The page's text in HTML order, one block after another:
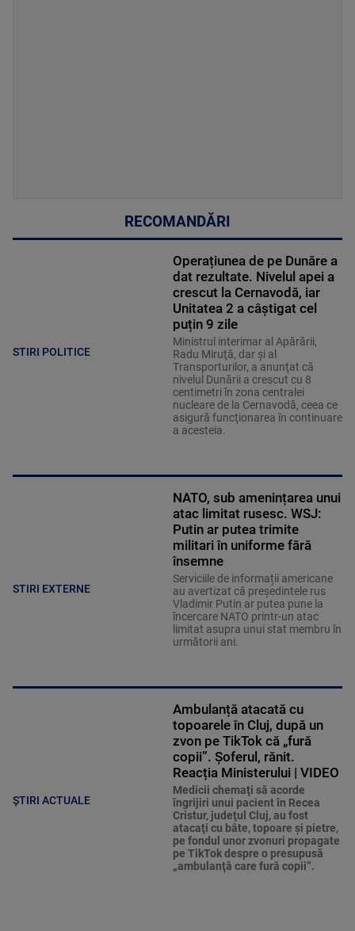
RECOMANDĂRI
STIRI POLITICE
Operațiunea de pe Dunăre a
dat rezultate. Nivelul apei a
crescut la Cernavodă, iar
Unitatea 2 a câștigat cel
puțin 9 zile
Ministrul interimar al Apărării,
Radu Miruţă, dar şi al
Transporturilor, a anunţat că
nivelul Dunării a crescut cu 8
centimetri în zona centralei
nucleare de la Cernavodă, ceea ce
asigură funcţionarea în continuare
a acesteia.
STIRI EXTERNE
NATO, sub amenințarea unui
atac limitat rusesc. WSJ:
Putin ar putea trimite
militari în uniforme fără
însemne
Serviciile de informații americane
au avertizat că președintele rus
Vladimir Putin ar putea pune la
încercare NATO printr-un atac
limitat asupra unui stat membru în
următorii ani.
ȘTIRI ACTUALE
Ambulanță atacată cu
topoarele în Cluj, după un
zvon pe TikTok că „fură
copii”. Șoferul, rănit.
Reacția Ministerului | VIDEO
Medicii chemaţi să acorde
îngrijiri unui pacient în Recea
Cristur, judeţul Cluj, au fost
atacaţi cu bâte, topoare şi pietre,
pe fondul unor zvonuri propagate
pe TikTok despre o presupusă
„ambulanţă care fură copii”.